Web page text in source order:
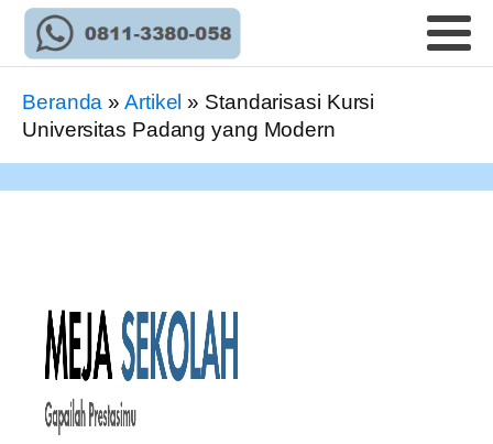
Beranda »Artikel » Standarisasi Kursi
Universitas Padang yang Modern